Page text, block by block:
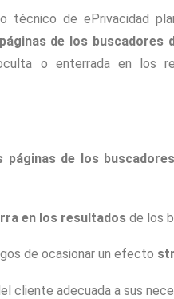
técnico de ePrivacidad
de los buscadores
o enterrada en los
páginas de los buscadores
en los resultados de los
de ocasionar un efecto
cliente adecuada a sus